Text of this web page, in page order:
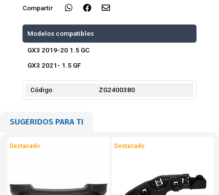
Compartir
Modelos compatibles
GX3 2019-20 1.5 GC
GX3 2021- 1.5 GF
Código ZG2400380
SUGERIDOS PARA TI
Destacado Destacado